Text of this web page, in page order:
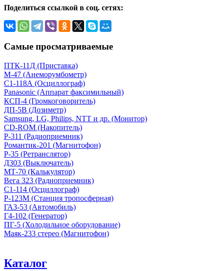
Поделиться ссылкой в соц. сетях:
Самые просматриваемые
ПТК-11Д (Приставка)
М-47 (Анеморумбометр)
С1-118А (Осциллограф)
Panasonic (Аппарат факсимильный)
КСП-4 (Громкоговоритель)
ДП-5В (Дозиметр)
Samsung, LG, Philips, NTT и др. (Монитор)
CD-ROM (Накопитель)
Р-311 (Радиоприемник)
Романтик-201 (Магнитофон)
Р-35 (Ретранслятор)
Д303 (Выключатель)
МТ-70 (Калькулятор)
Вега 323 (Радиоприемник)
С1-114 (Осциллограф)
Р-123М (Станция тропосферная)
ГАЗ-53 (Автомобиль)
Г4-102 (Генератор)
ПГ-5 (Холодильное оборудование)
Маяк-233 стерео (Магнитофон)
Каталог